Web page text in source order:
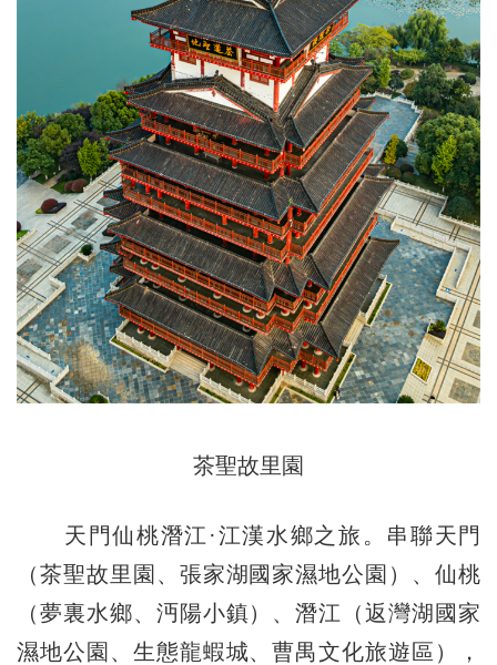
茶聖故里園
天門仙桃潛江·江漢水鄉之旅。串聯天門
（茶聖故里園、張家湖國家濕地公園）、仙桃
（夢裏水鄉、沔陽小鎮）、潛江（返灣湖國家
濕地公園、生態龍蝦城、曹禺文化旅遊區），